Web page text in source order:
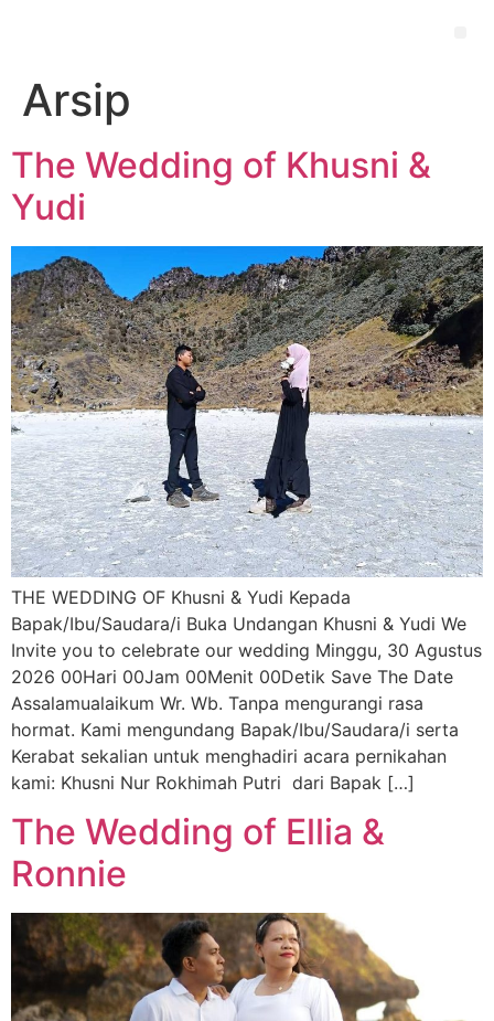
Arsip
The Wedding of Khusni &
Yudi
THE WEDDING OF Khusni & Yudi Kepada
Bapak/Ibu/Saudara/i Buka Undangan Khusni & Yudi We
Invite you to celebrate our wedding Minggu, 30 Agustus
2026 00Hari 00Jam 00Menit 00Detik Save The Date
Assalamualaikum Wr. Wb. Tanpa mengurangi rasa
hormat. Kami mengundang Bapak/Ibu/Saudara/i serta
Kerabat sekalian untuk menghadiri acara pernikahan
kami: Khusni Nur Rokhimah Putri dari Bapak […]
The Wedding of Ellia &
Ronnie